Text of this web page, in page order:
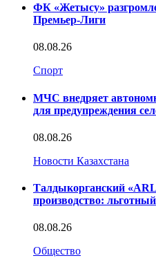
ФК «Жетысу»
Премьер-Лиги
08.08.26
Спорт
МЧС внедряет
для предупреждения
08.08.26
Новости Казахстана
Талдыкорганский
производство:
08.08.26
Общество